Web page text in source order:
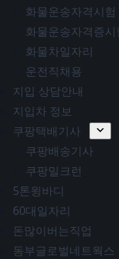
화물운송자격시험
화물운송자격증시
화물차일자리
운전직채용
지입 상담안내
지입차 정보
쿠팡택배기사
쿠팡배송기사
쿠팡밀크런
5톤윙바디
60대일자리
돈많이버는직업
동부글로벌네트웍스